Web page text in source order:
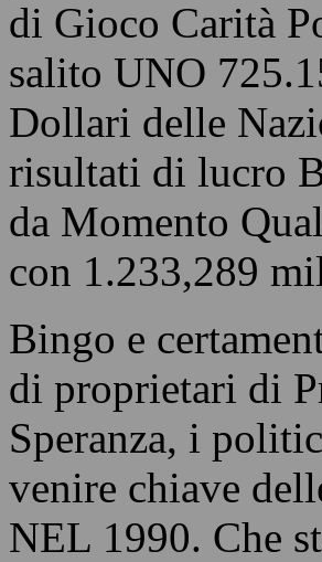
di Gioco Carità
salito UNO
Dollari delle
risultati di lucro
da Momento
con 1.233,289
Bingo e
di proprietari di
Speranza, i
venire chiave
NEL 1990. Che